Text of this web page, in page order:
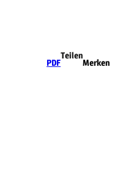
PDF
Teilen
Merken